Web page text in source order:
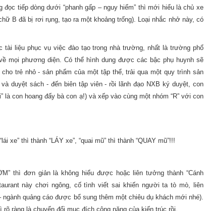
tiếp dòng dưới “phanh gấp – nguy hiểm” thì mới hiểu là chủ xe
B đã bị rơi rụng, tạo ra một khoảng trống). Loại nhắc nhở này, có
tài liệu phục vụ việc đào tạo trong nhà trường, nhất là trường phổ
mọi phương diện. Có thể hình dung được các bậc phụ huynh sẽ
trẻ nhỏ - sản phẩm của một tập thể, trải qua một quy trình sản
duyệt sách - đến biên tập viên - rồi lãnh đạo NXB ký duyệt, con
là con hoang đấy bà con ạ!) và xếp vào cùng một nhóm “R” với con
xe” thì thành “LÁY xe”, “quai mũ” thì thành “QUAY mũ”!!!
thì đơn giản là không hiểu được hoặc liên tưởng thành “Cánh
này chơi ngông, cố tình viết sai khiến người ta tò mò, liên
quảng cáo được bổ sung thêm một chiêu dụ khách mới nhé).
rõ ràng là chuyển đổi mục đích công năng của kiến trúc rồi.